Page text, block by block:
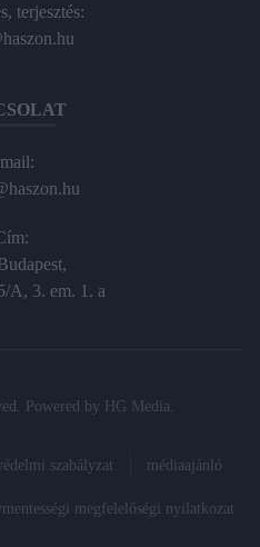
terjesztés:
A, 3. em. 1. a
Powered by HG Media
szabályzat médiaajánló
megfelelőségi nyilatkozat